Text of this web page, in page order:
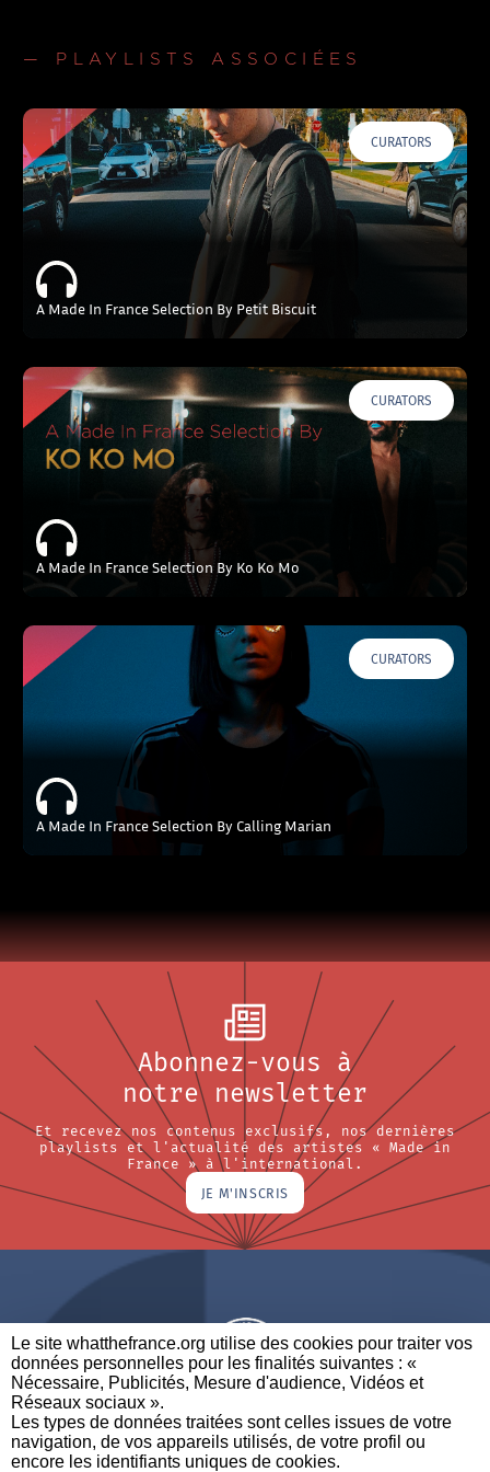
Le site whatthefrance.org utilise des cookies pour traiter vos
données personnelles pour les finalités suivantes : «
Nécessaire, Publicités, Mesure d'audience, Vidéos et
Réseaux sociaux ». ​
Les types de données traitées sont celles issues de votre
navigation, de vos appareils utilisés, de votre profil ou
encore les identifiants uniques de cookies. ​
— PLAYLISTS ASSOCIÉES
CURATORS
A Made In France Selection By Petit Biscuit
CURATORS
A Made In France Selection By Ko Ko Mo
CURATORS
A Made In France Selection By Calling Marian
Abonnez-vous à
notre newsletter
Et recevez nos contenus exclusifs, nos dernières
playlists et l'actualité des artistes « Made in
France » à l'international.
JE M'INSCRIS
A BRAND OF
PARTENAIRES CONTACTEZ-NOUS MENTIONS LÉGALES